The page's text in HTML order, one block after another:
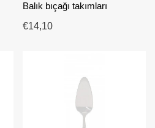
Balık bıçağı takımları
€14,10